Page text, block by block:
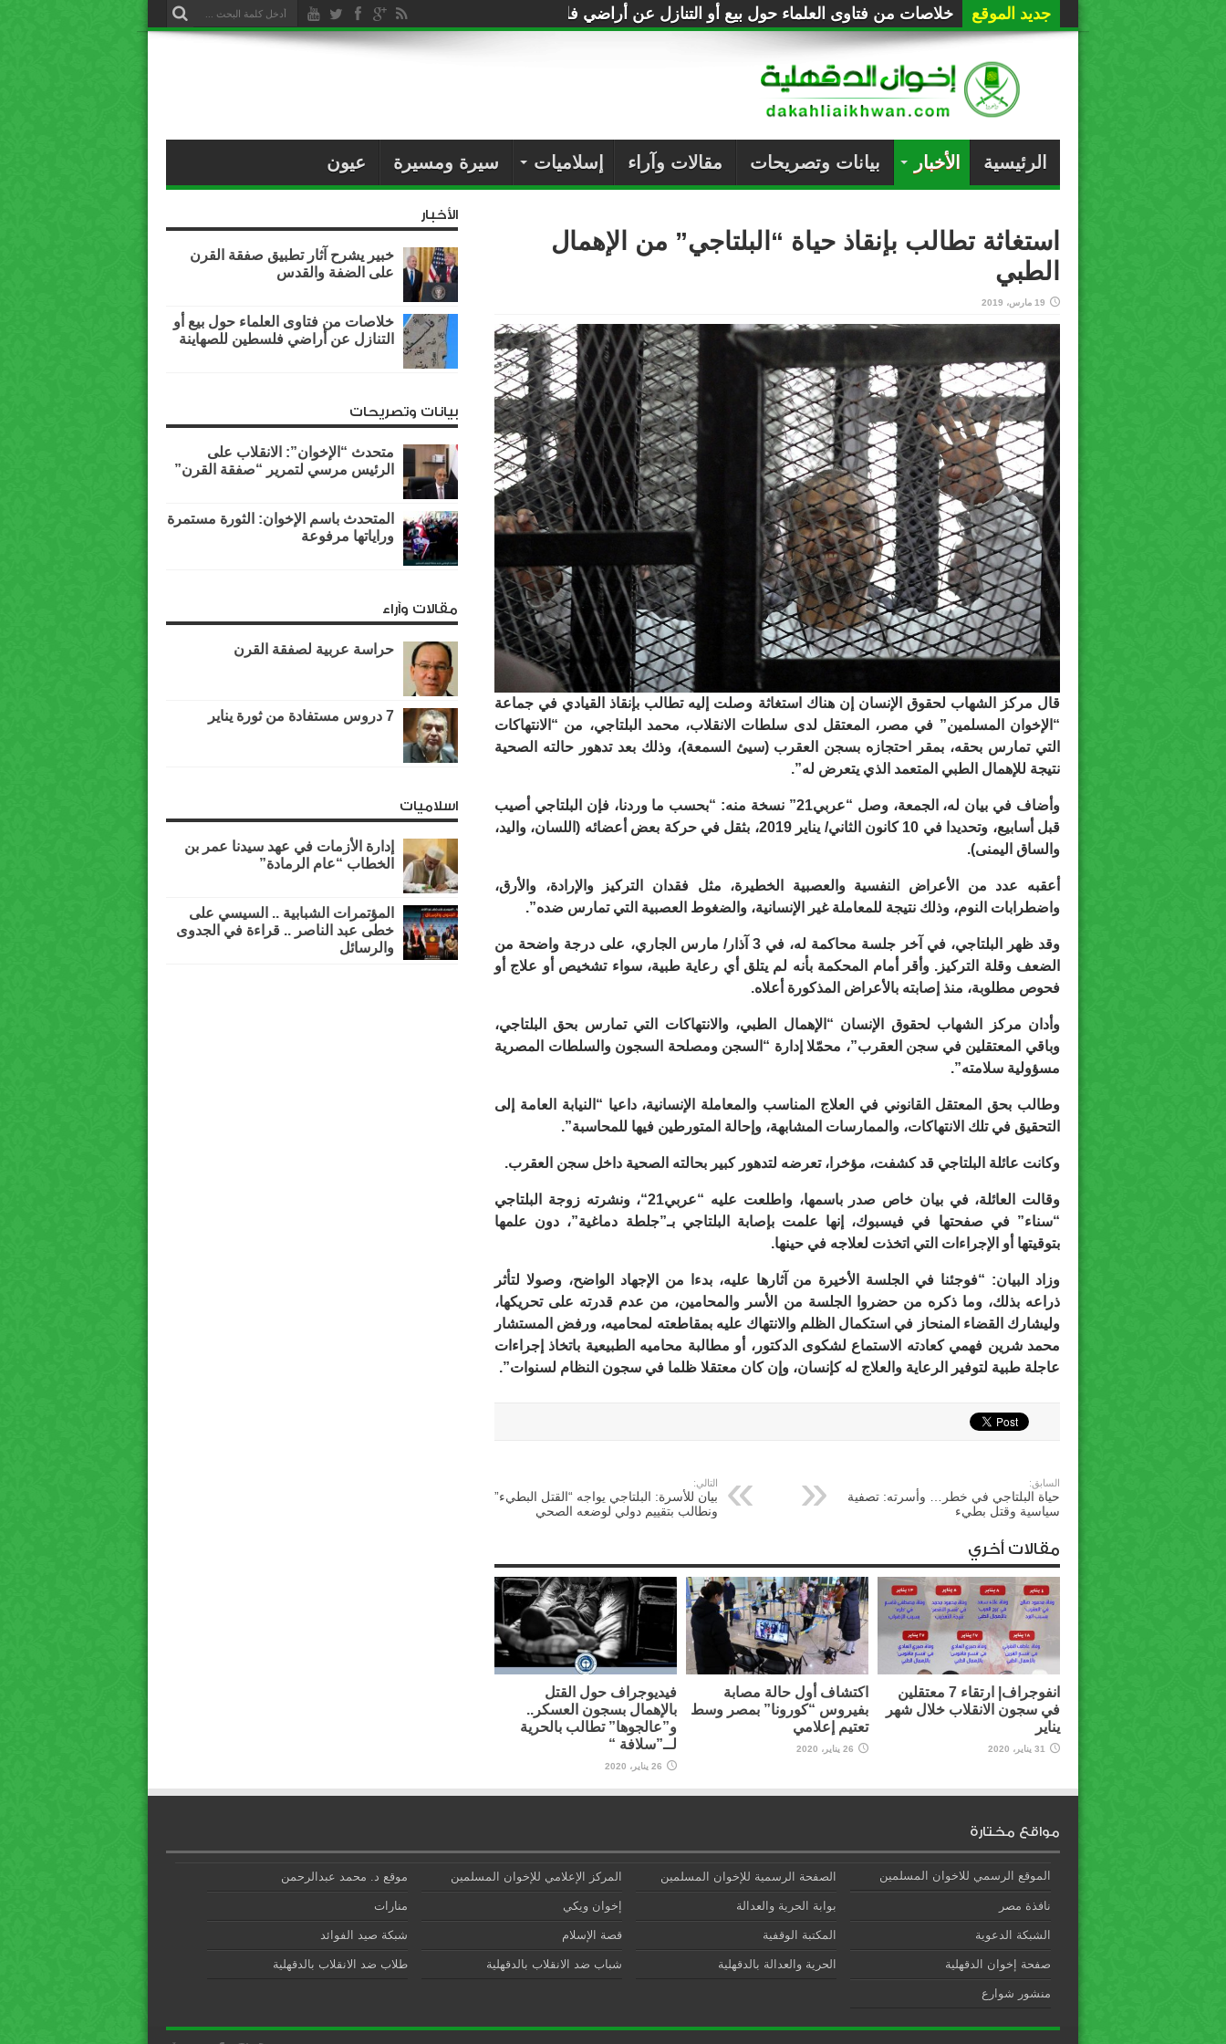
جديد الموقع خلاصات من فتاوى العلماء حول بيع أو التنازل عن أراضي فلسطين للصهاينة
الرئيسية الأخبار بيانات وتصريحات مقالات وآراء إسلاميات سيرة ومسيرة عيون
استغاثة تطالب بإنقاذ حياة “البلتاجي” من الإهمال
الطبي
19 مارس، 2019
قال مركز الشهاب لحقوق الإنسان إن هناك استغاثة وصلت إليه تطالب بإنقاذ القيادي في جماعة
“الإخوان المسلمين” في مصر، المعتقل لدى سلطات الانقلاب، محمد البلتاجي، من “الانتهاكات
التي تمارس بحقه، بمقر احتجازه بسجن العقرب (سيئ السمعة)، وذلك بعد تدهور حالته الصحية
نتيجة للإهمال الطبي المتعمد الذي يتعرض له”.
وأضاف في بيان له، الجمعة، وصل “عربي21
” نسخة منه: “بحسب ما وردنا، فإن البلتاجي أصيب
قبل أسابيع، وتحديدا في 10 كانون الثاني/ يناير 2019، بثقل في حركة بعض أعضائه (اللسان، واليد،
والساق اليمنى).
أعقبه عدد من الأعراض النفسية والعصبية الخطيرة، مثل فقدان التركيز والإرادة، والأرق،
واضطرابات النوم، وذلك نتيجة للمعاملة غير الإنسانية، والضغوط العصبية التي تمارس ضده”.
وقد ظهر البلتاجي، في آخر جلسة محاكمة له، في 3 آذار/ مارس الجاري، على درجة واضحة من
الضعف وقلة التركيز. وأقر أمام المحكمة بأنه لم يتلق أي رعاية طبية، سواء تشخيص أو علاج أو
فحوص مطلوبة، منذ إصابته بالأعراض المذكورة أعلاه.
وأدان مركز الشهاب لحقوق الإنسان “الإهمال الطبي، والانتهاكات التي تمارس بحق البلتاجي،
وباقي المعتقلين في سجن العقرب”، محمّلا إدارة “السجن ومصلحة السجون والسلطات المصرية
مسؤولية سلامته”.
وطالب بحق المعتقل القانوني في العلاج المناسب والمعاملة الإنسانية، داعيا “النيابة العامة إلى
التحقيق في تلك الانتهاكات، والممارسات المشابهة، وإحالة المتورطين فيها للمحاسبة”.
وكانت عائلة البلتاجي قد كشفت، مؤخرا، تعرضه لتدهور كبير بحالته الصحية داخل سجن العقرب.
وقالت العائلة، في بيان خاص صدر باسمها، واطلعت عليه “عربي21
“، ونشرته زوجة البلتاجي
“سناء” في صفحتها في فيسبوك، إنها علمت بإصابة البلتاجي بـ”جلطة دماغية”، دون علمها
بتوقيتها أو الإجراءات التي اتخذت لعلاجه في حينها.
وزاد البيان: “فوجئنا في الجلسة الأخيرة من آثارها عليه، بدءا من الإجهاد الواضح، وصولا لتأثر
ذراعه بذلك، وما ذكره من حضروا الجلسة من الأسر والمحامين، من عدم قدرته على تحريكها،
وليشارك القضاء المنحاز في استكمال الظلم والانتهاك عليه بمقاطعته لمحاميه، ورفض المستشار
محمد شرين فهمي كعادته الاستماع لشكوى الدكتور، أو مطالبة محاميه الطبيعية باتخاذ إجراءات
عاجلة طبية لتوفير الرعاية والعلاج له كإنسان، وإن كان معتقلا ظلما في سجون النظام لسنوات”.
السابق:
حياة البلتاجي في خطر… وأسرته: تصفية
سياسية وقتل بطيء
التالي:
بيان للأسرة: البلتاجي يواجه “القتل البطيء”
ونطالب بتقييم دولي لوضعه الصحي
مقالات أخري
انفوجراف| ارتقاء 7 معتقلين
في سجون الانقلاب خلال شهر
يناير
31 يناير، 2020
اكتشاف أول حالة مصابة
بفيروس “كورونا” بمصر وسط
تعتيم إعلامي
26 يناير، 2020
فيديوجراف حول القتل
بالإهمال بسجون العسكر..
و”عالجوها” تطالب بالحرية
لــ”سلافة “
26 يناير، 2020
الأخبار
خبير يشرح آثار تطبيق صفقة القرن
على الضفة والقدس
خلاصات من فتاوى العلماء حول بيع أو
التنازل عن أراضي فلسطين للصهاينة
بيانات وتصريحات
متحدث “الإخوان”: الانقلاب على
الرئيس مرسي لتمرير “صفقة القرن”
المتحدث باسم الإخوان: الثورة مستمرة
وراياتها مرفوعة
مقالات وآراء
حراسة عربية لصفقة القرن
7 دروس مستفادة من ثورة يناير
اسلاميات
إدارة الأزمات في عهد سيدنا عمر بن
الخطاب “عام الرمادة”
المؤتمرات الشبابية .. السيسي على
خطى عبد الناصر .. قراءة في الجدوى
والرسائل
مواقع مختارة
الموقع الرسمي للاخوان المسلمين الصفحة الرسمية للإخوان المسلمين المركز الإعلامي للإخوان المسلمين موقع د. محمد عبدالرحمن
نافذة مصر بوابة الحرية والعدالة إخوان ويكي منارات
الشبكة الدعوية المكتبة الوقفية قصة الإسلام شبكة صيد الفوائد
صفحة إخوان الدقهلية الحرية والعدالة بالدقهلية شباب ضد الانقلاب بالدقهلية طلاب ضد الانقلاب بالدقهلية
منشور شوارع